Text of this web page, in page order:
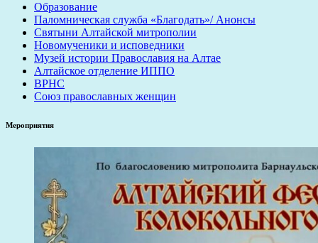
Образование
Паломническая служба «Благодать»/ Анонсы
Святыни Алтайской митрополии
Новомученики и исповедники
Музей истории Православия на Алтае
Алтайское отделение ИППО
ВРНС
Союз православных женщин
Мероприятия